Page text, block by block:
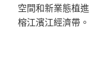
空間和新業態植
榕江濱江經濟帶。